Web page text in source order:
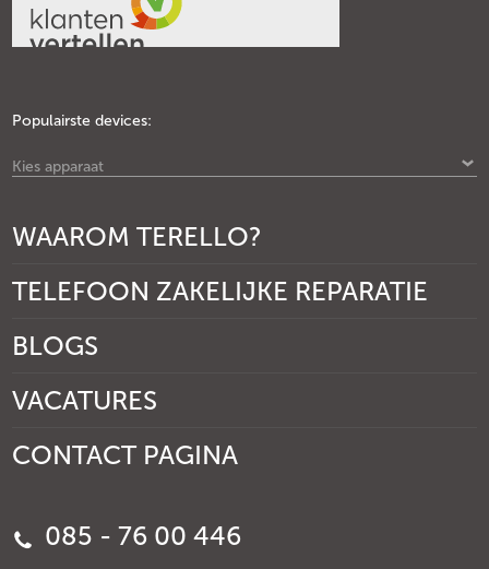
Populairste devices:
Kies apparaat
WAAROM TERELLO?
TELEFOON ZAKELIJKE REPARATIE
BLOGS
VACATURES
CONTACT PAGINA
085 - 76 00 446